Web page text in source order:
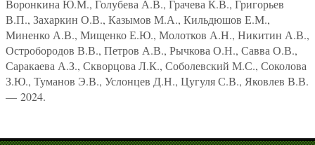
Воронкина Ю.М., Голубева А.В., Грачева К.В., Григорьев
В.П., Захаркин О.В., Казымов М.А., Кильдюшов Е.М.,
Миненко А.В., Мищенко Е.Ю., Молотков А.Н., Никитин А.В.,
Остробородов В.В., Петров А.В., Рычкова О.Н., Савва О.В.,
Саракаева А.З., Скворцова Л.К., Соболевский М.С., Соколова
З.Ю., Туманов Э.В., Услонцев Д.Н., Цугуля С.В., Яковлев В.В.
— 2024.